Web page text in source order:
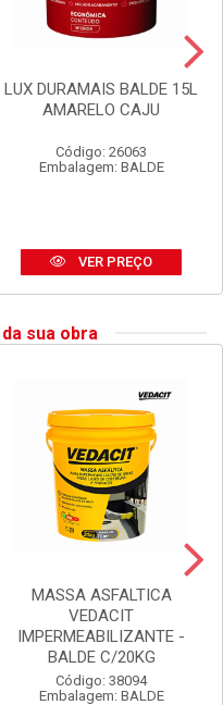
LUX DURAMAIS BALDE 15L
AMARELO CAJU
Código: 26063
Embalagem: BALDE
VER PREÇO
sua obra
MASSA ASFALTICA
VEDACIT
IMPERMEABILIZANTE -
BALDE C/20KG
Código: 38094
Embalagem: BALDE